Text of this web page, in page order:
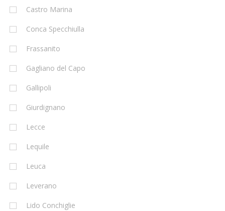
Castro Marina
Conca Specchiulla
Frassanito
Gagliano del Capo
Gallipoli
Giurdignano
Lecce
Lequile
Leuca
Leverano
Lido Conchiglie